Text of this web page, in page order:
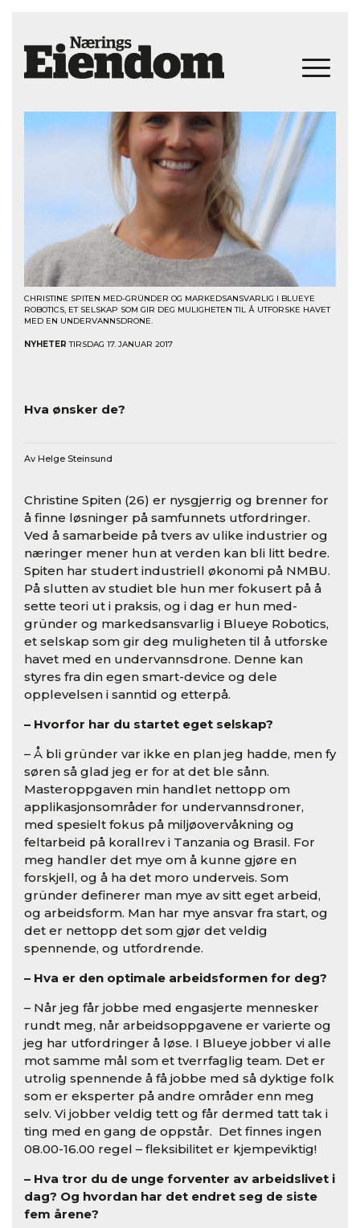
CHRISTINE SPITEN MED-GRÜNDER OG MARKEDSANSVARLIG I BLUEYE
ROBOTICS, ET SELSKAP SOM GIR DEG MULIGHETEN TIL Å UTFORSKE HAVET
MED EN UNDERVANNSDRONE.
NYHETER TIRSDAG 17. JANUAR 2017
Hva ønsker de?
Av Helge Steinsund
Christine Spiten (26) er nysgjerrig og brenner for
å finne løsninger på samfunnets utfordringer.
Ved å samarbeide på tvers av ulike industrier og
næringer mener hun at verden kan bli litt bedre.
Spiten har studert industriell økonomi på NMBU.
På slutten av studiet ble hun mer fokusert på å
sette teori ut i praksis, og i dag er hun med-
gründer og markedsansvarlig i Blueye Robotics,
et selskap som gir deg muligheten til å utforske
havet med en undervannsdrone. Denne kan
styres fra din egen smart-device og dele
opplevelsen i sanntid og etterpå.
– Hvorfor har du startet eget selskap?
– Å bli gründer var ikke en plan jeg hadde, men fy
søren så glad jeg er for at det ble sånn.
Masteroppgaven min handlet nettopp om
applikasjonsområder for undervannsdroner,
med spesielt fokus på miljøovervåkning og
feltarbeid på korallrev i Tanzania og Brasil. For
meg handler det mye om å kunne gjøre en
forskjell, og å ha det moro underveis. Som
gründer definerer man mye av sitt eget arbeid,
og arbeidsform. Man har mye ansvar fra start, og
det er nettopp det som gjør det veldig
spennende, og utfordrende.
– Hva er den optimale arbeidsformen for deg?
– Når jeg får jobbe med engasjerte mennesker
rundt meg, når arbeidsoppgavene er varierte og
jeg har utfordringer å løse. I Blueye jobber vi alle
mot samme mål som et tverrfaglig team. Det er
utrolig spennende å få jobbe med så dyktige folk
som er eksperter på andre områder enn meg
selv. Vi jobber veldig tett og får dermed tatt tak i
ting med en gang de oppstår. Det finnes ingen
08.00-16.00 regel – fleksibilitet er kjempeviktig!
– Hva tror du de unge forventer av arbeidslivet i
dag? Og hvordan har det endret seg de siste
fem årene?